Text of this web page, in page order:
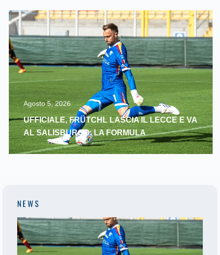
Agosto 5, 2026
UFFICIALE, FRÜTCHL LASCIA IL LECCE E VA
AL SALISBURGO: LA FORMULA
NEWS